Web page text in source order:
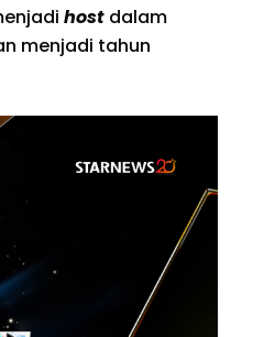
host dalam
menjadi tahun